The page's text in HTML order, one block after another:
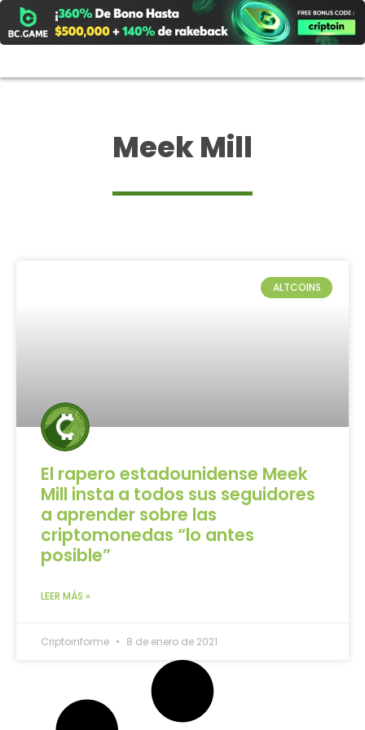
al
contenido
Meek Mill
ALTCOINS
El rapero estadounidense Meek
Mill insta a todos sus seguidores
a aprender sobre las
criptomonedas “lo antes
posible”
LEER MÁS »
Criptoinforme 8 de enero de 2021